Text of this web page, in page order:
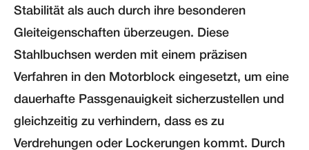
Stabilität als auch durch ihre besonderen
Gleiteigenschaften überzeugen. Diese
Stahlbuchsen werden mit einem präzisen
Verfahren in den Motorblock eingesetzt, um eine
dauerhafte Passgenauigkeit sicherzustellen und
gleichzeitig zu verhindern, dass es zu
Verdrehungen oder Lockerungen kommt. Durch